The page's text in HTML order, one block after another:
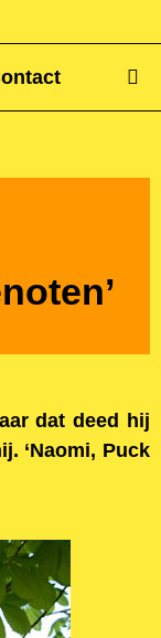
dat deed hij
‘Naomi, Puck